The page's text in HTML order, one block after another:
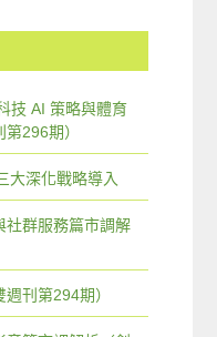
技 AI 策略與體育
296期）
大深化戰略導入
社群服務篇市調解
刊第294期）